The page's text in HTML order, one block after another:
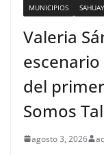
MUNICIPIOS
Valeria
del
Somos
agosto 3, 2026